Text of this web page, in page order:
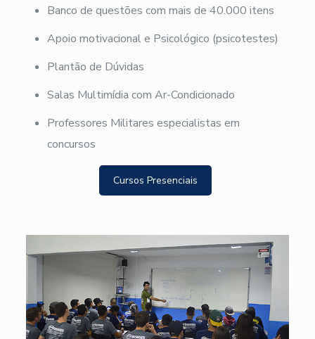
Banco de questões com mais de 40.000 itens
Apoio motivacional e Psicológico (psicotestes)
Plantão de Dúvidas
Salas Multimídia com Ar-Condicionado
Professores Militares especialistas em
concursos
Cursos Presenciais